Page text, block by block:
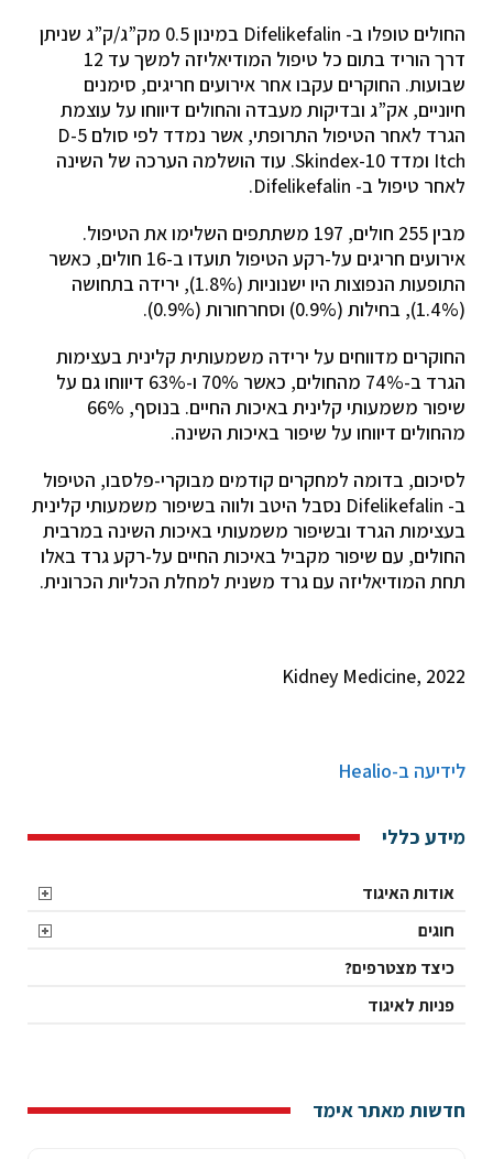
החולים טופלו ב- Difelikefalin במינון 0.5 מק”ג/ק”ג שניתן
דרך הוריד בתום כל טיפול המודיאליזה למשך עד 12
שבועות. החוקרים עקבו אחר אירועים חריגים, סימנים
חיוניים, אק”ג ובדיקות מעבדה והחולים דיווחו על עוצמת
הגרד לאחר הטיפול התרופתי, אשר נמדד לפי סולם 5-D
Itch ומדד Skindex-10. עוד הושלמה הערכה של השינה
לאחר טיפול ב- Difelikefalin.
מבין 255 חולים, 197 משתתפים השלימו את הטיפול.
אירועים חריגים על-רקע הטיפול תועדו ב-16 חולים, כאשר
התופעות הנפוצות היו ישנוניות (1.8%), ירידה בתחושה
(1.4%), בחילות (0.9%) וסחרחורות (0.9%).
החוקרים מדווחים על ירידה משמעותית קלינית בעצימות
הגרד ב-74% מהחולים, כאשר 70% ו-63% דיווחו גם על
שיפור משמעותי קלינית באיכות החיים. בנוסף, 66%
מהחולים דיווחו על שיפור באיכות השינה.
לסיכום, בדומה למחקרים קודמים מבוקרי-פלסבו, הטיפול
ב- Difelikefalin נסבל היטב ולווה בשיפור משמעותי קלינית
בעצימות הגרד ובשיפור משמעותי באיכות השינה במרבית
החולים, עם שיפור מקביל באיכות החיים על-רקע גרד באלו
תחת המודיאליזה עם גרד משנית למחלת הכליות הכרונית.
Kidney Medicine, 2022
לידיעה ב-Healio
מידע כללי
אודות האיגוד
חוגים
כיצד מצטרפים?
פניות לאיגוד
חדשות מאתר אימד